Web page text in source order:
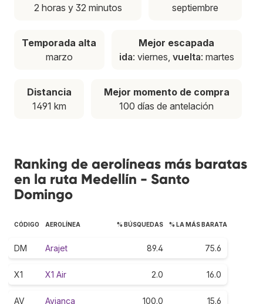
2 horas y 32 minutos
septiembre
Temporada alta
marzo
Mejor escapada
ida: viernes, vuelta: martes
Distancia
1491 km
Mejor momento de compra
100 días de antelación
Ranking de aerolíneas más baratas
en la ruta Medellín - Santo
Domingo
CÓDIGO AEROLÍNEA % BÚSQUEDAS % LA MÁS BARATA
DM Arajet 89.4 75.6
X1 X1 Air 2.0 16.0
AV Avianca 100.0 15.6